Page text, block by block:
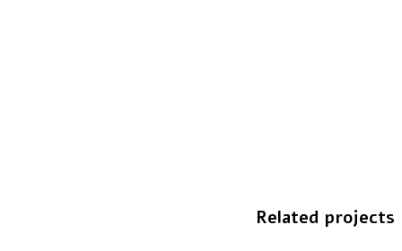
Related projects